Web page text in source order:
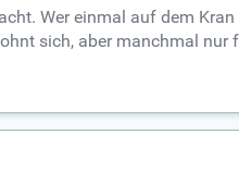
Wer einmal auf dem
sich, aber manchmal nur